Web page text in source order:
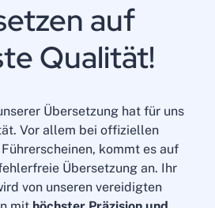
auf
Qualität!
Übersetzung hat für uns
Vor allem bei offiziellen
kommt es auf
Übersetzung an. Ihr
von unseren vereidigten